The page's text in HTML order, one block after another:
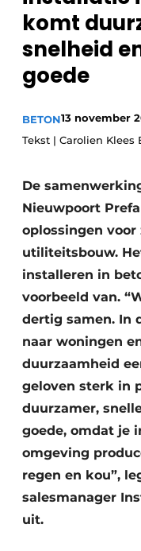
Privacy /
Vacature
komt
snelheid
goede
BETON13 november
Tekst | Carolien
De
Nieuwpoort
oplossingen
utiliteitsbouw.
installeren in
voorbeeld van.
dertig samen. In
naar woningen
duurzaamheid
geloven sterk in
duurzamer,
goede, omdat je
omgeving
regen en kou”,
salesmanager
uit.